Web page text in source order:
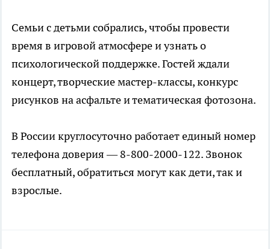
Семьи с детьми собрались, чтобы провести
время в игровой атмосфере и узнать о
психологической поддержке. Гостей ждали
концерт, творческие мастер-классы, конкурс
рисунков на асфальте и тематическая фотозона.
В России круглосуточно работает единый номер
телефона доверия — 8-800-2000-122. Звонок
бесплатный, обратиться могут как дети, так и
взрослые.